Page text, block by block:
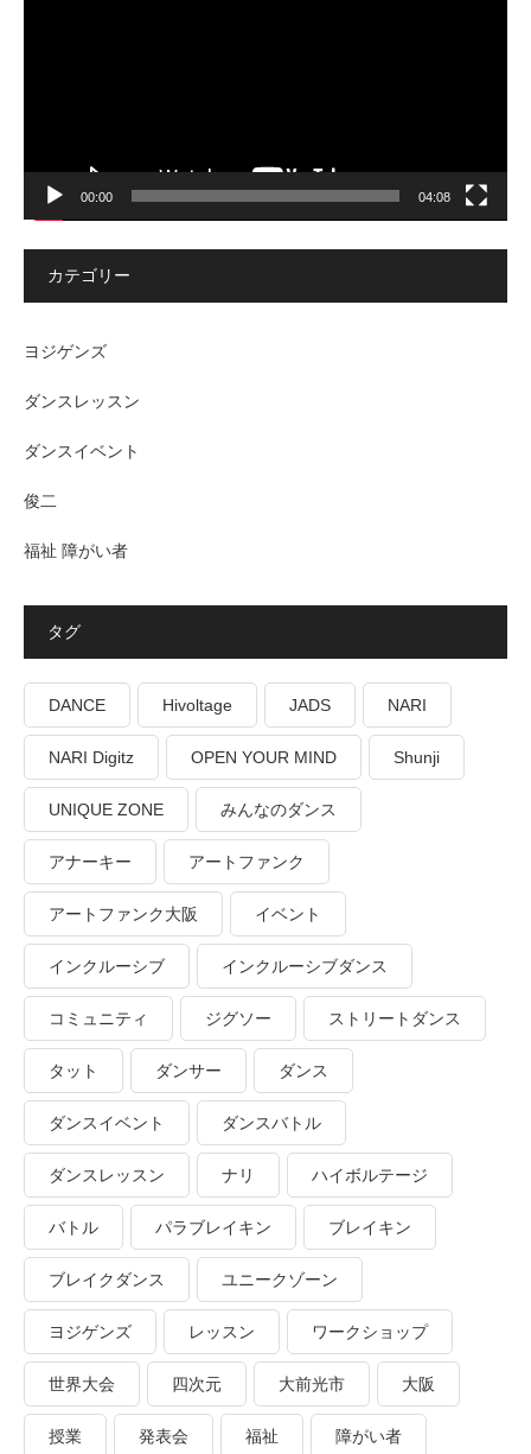
00:00 04:08
カテゴリー
ヨジゲンズ
ダンスレッスン
ダンスイベント
俊二
福祉 障がい者
タグ
DANCE Hivoltage JADS NARI
NARI Digitz OPEN YOUR MIND Shunji
UNIQUE ZONE みんなのダンス
アナーキー アートファンク
アートファンク大阪 イベント
インクルーシブ インクルーシブダンス
コミュニティ ジグソー ストリートダンス
タット ダンサー ダンス
ダンスイベント ダンスバトル
ダンスレッスン ナリ ハイボルテージ
バトル パラブレイキン ブレイキン
ブレイクダンス ユニークゾーン
ヨジゲンズ レッスン ワークショップ
世界大会 四次元 大前光市 大阪
授業 発表会 福祉 障がい者